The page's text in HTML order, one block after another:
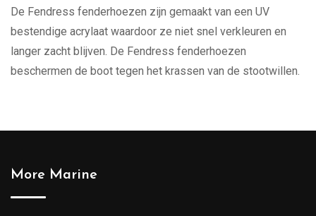
De Fendress fenderhoezen zijn gemaakt van een UV
bestendige acrylaat waardoor ze niet snel verkleuren en
langer zacht blijven. De Fendress fenderhoezen
beschermen de boot tegen het krassen van de stootwillen.
More Marine